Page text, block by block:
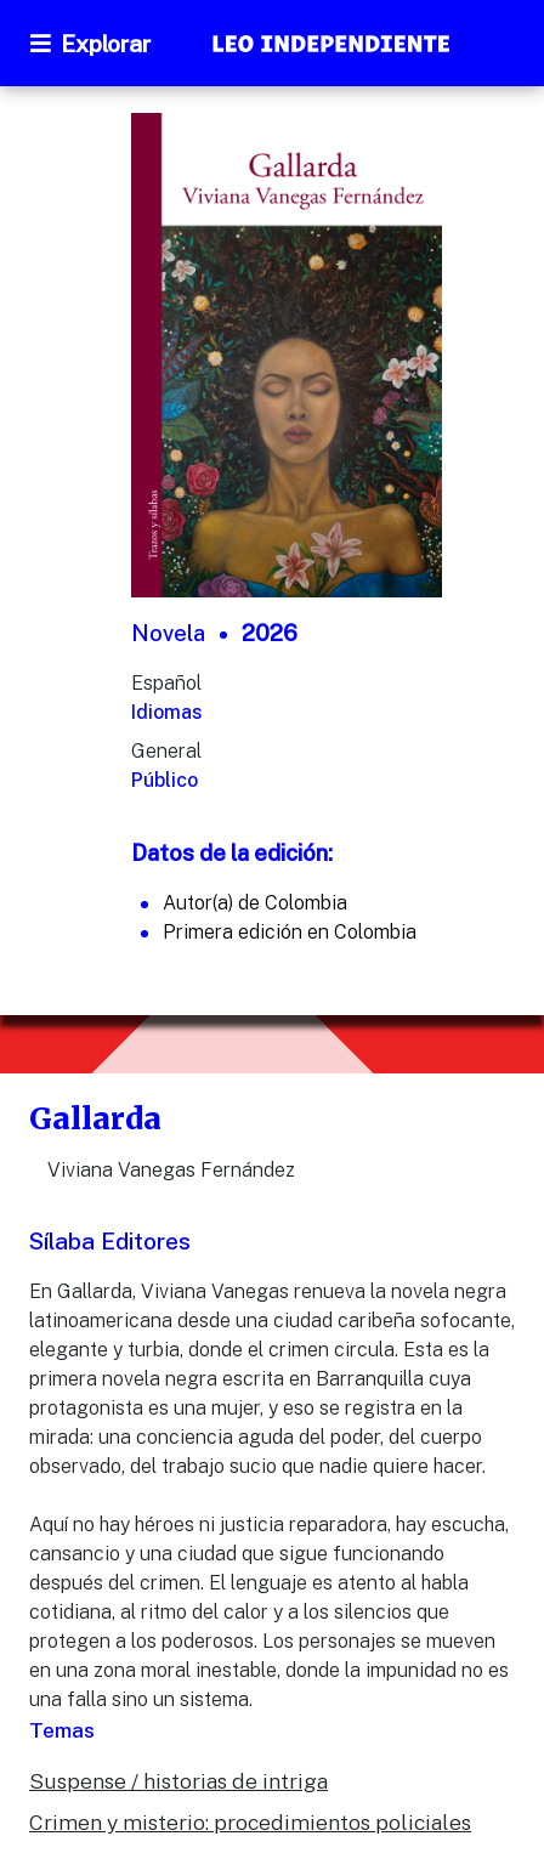
Explorar
Novela 2026
Español
Idiomas
General
Público
Datos de la edición:
Autor(a) de Colombia
Primera edición en Colombia
Gallarda
Viviana Vanegas Fernández
Sílaba Editores
En Gallarda, Viviana Vanegas renueva la novela negra
latinoamericana desde una ciudad caribeña sofocante,
elegante y turbia, donde el crimen circula. Esta es la
primera novela negra escrita en Barranquilla cuya
protagonista es una mujer, y eso se registra en la
mirada: una conciencia aguda del poder, del cuerpo
observado, del trabajo sucio que nadie quiere hacer.
Aquí no hay héroes ni justicia reparadora, hay escucha,
cansancio y una ciudad que sigue funcionando
después del crimen. El lenguaje es atento al habla
cotidiana, al ritmo del calor y a los silencios que
protegen a los poderosos. Los personajes se mueven
en una zona moral inestable, donde la impunidad no es
una falla sino un sistema.
Temas
Suspense / historias de intriga
Crimen y misterio: procedimientos policiales